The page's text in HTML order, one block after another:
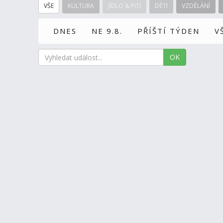
VŠE KULTURA JÍDLO & PITÍ DĚTI VZDĚLÁNÍ
DNES NE 9.8. PŘÍŠTÍ TÝDEN
OK